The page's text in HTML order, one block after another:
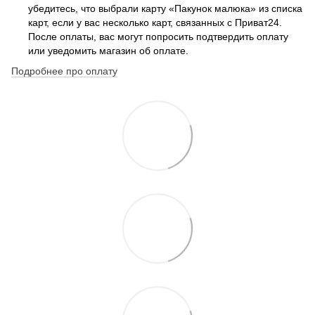
убедитесь, что выбрали карту «Пакунок малюка» из списка
карт, если у вас несколько карт, связанных с Приват24.
После оплаты, вас могут попросить подтвердить оплату
или уведомить магазин об оплате.
Подробнее про оплату